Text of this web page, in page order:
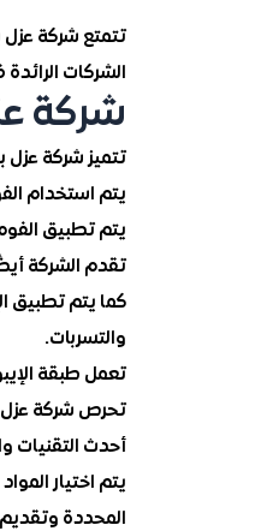
تتمتع شركة
الشركات
شركة
تتميز شركة
يتم استخدام
يتم تطبيق
تقدم الشركة
كما يتم تطبيق
والتسربات.
تعمل طبقة
تحرص شركة عزل
أحدث التقنيات
يتم اختيار
المحددة